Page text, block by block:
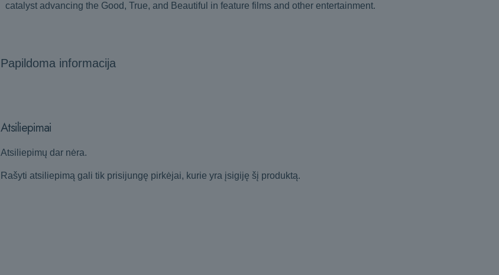
catalyst advancing the Good, True, and Beautiful in feature films and other entertainment.
Papildoma informacija
Atsiliepimai
Atsiliepimų dar nėra.
Rašyti atsiliepimą gali tik prisijungę pirkėjai, kurie yra įsigiję šį produktą.